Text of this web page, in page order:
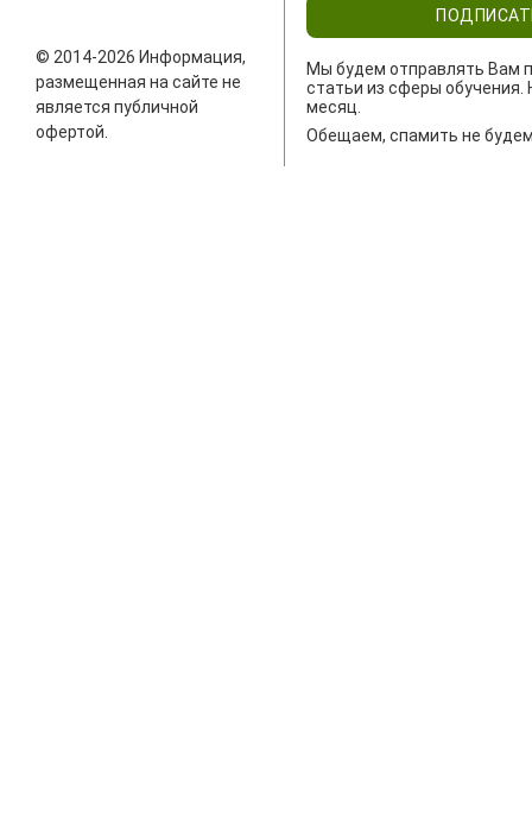
© 2014-2026 Информация,
размещенная на сайте не
является публичной
офертой.
Мы будем отправлять Вам
статьи из сферы обучения.
месяц.
Обещаем, спамить не